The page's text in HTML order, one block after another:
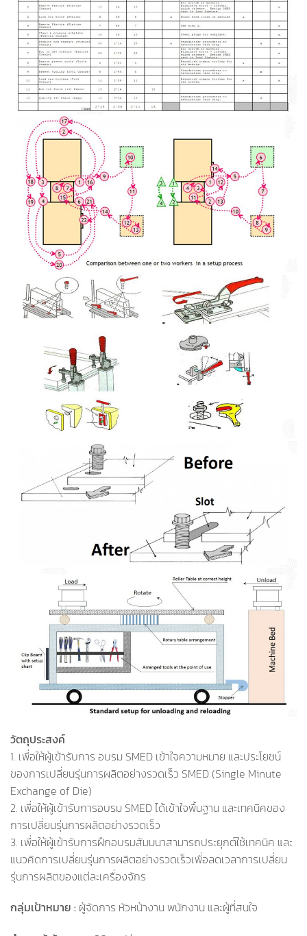
วัตถุประสงค์
1. เพื่อให้ผู้เข้ารับการ อบรม SMED เข้าใจความหมาย และประโยชน์
ของการเปลี่ยนรุ่นการผลิตอย่างรวดเร็ว SMED (Single Minute
Exchange of Die)
2. เพื่อให้ผู้เข้ารับการอบรม SMED ได้เข้าใจพื้นฐาน และเทคนิคของ
การเปลี่ยนรุ่นการผลิตอย่างรวดเร็ว
3. เพื่อให้ผู้เข้ารับการฝึกอบรมสัมมนาสามารถประยุกต์ใช้เทคนิค และ
แนวคิดการเปลี่ยนรุ่นการผลิตอย่างรวดเร็วเพื่อลดเวลาการเปลี่ยน
รุ่นการผลิตของแต่ละเครื่องจักร
กลุ่มเป้าหมาย : ผู้จัดการ หัวหน้างาน พนักงาน และผู้ที่สนใจ